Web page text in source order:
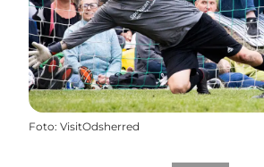
Foto: VisitOdsherred